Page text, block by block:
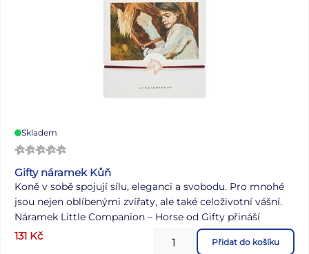
Skladem
Gifty náramek Kůň
Koně v sobě spojují sílu, eleganci a svobodu. Pro mnohé
jsou nejen oblíbenými zvířaty, ale také celoživotní vášní.
Náramek Little Companion – Horse od Gifty přináší
koňský motiv v podobě jemného doplňku, který potěší
každého, kdo má ke koním blízko. Díky nastavitelnému
131 Kč Přidat do košíku